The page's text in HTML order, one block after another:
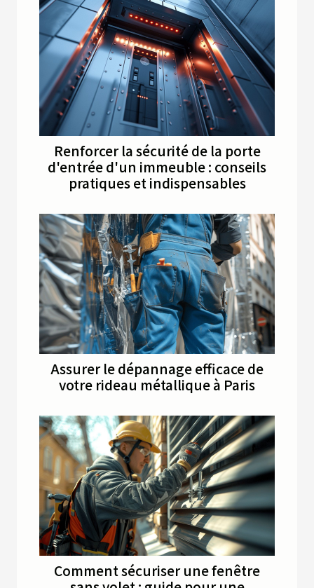
Renforcer la sécurité de la porte
d'entrée d'un immeuble : conseils
pratiques et indispensables
Assurer le dépannage efficace de
votre rideau métallique à Paris
Comment sécuriser une fenêtre